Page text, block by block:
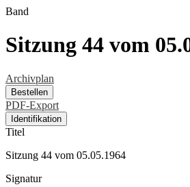
Band
Sitzung 44 vom
Archivplan
Bestellen
PDF-Export
Identifikation
Titel
Sitzung 44 vom 05.05.1964
Signatur